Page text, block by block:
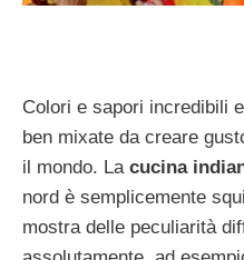
Colori e sapori incredibili
ben mixate da creare
il mondo. La cucina
nord è semplicemente
mostra delle peculiarità